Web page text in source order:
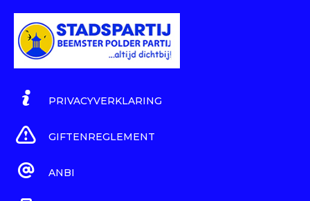
PRIVACYVERKLARING
GIFTENREGLEMENT
ANBI